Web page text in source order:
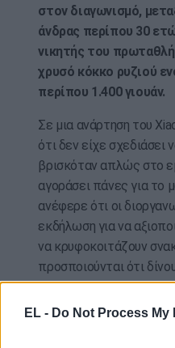
EL - Do Not Process
στον διαγωνισμό,
άνδρας περίπου 30
νικητής του
χρυσό κόκκο ρυζιού
περίπου 1.400 γιουάν.
Σε μια ανάρτηση του
ότι δεν είχε σχεδιάσει
βρισκόταν απλώς στο
αγοράσει πάνες για το
ανέφερε ότι οι
εκδήλωση για να
να κρυφοκοιτάζουν
προσποιούνται ότι
δημοτικού σχολείου τα